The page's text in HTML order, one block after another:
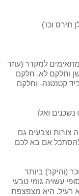
תירס וכו')
מתאימים למקרר (עוזר
וחלקם לא. חלקם
קטנטנה- וחלקם
ואלו
צורות וצבעים גם
להסתכל אם בא לכם
(והיקר) ביותר
עשויה גומי טבעי
רעיל. היא מצפצפת